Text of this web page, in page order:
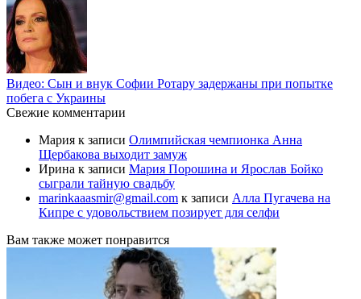
Видео: Сын и внук Софии Ротару задержаны при попытке
побега с Украины
Свежие комментарии
Мария к записи Олимпийская чемпионка Анна
Щербакова выходит замуж
Ирина к записи Мария Порошина и Ярослав Бойко
сыграли тайную свадьбу
marinkaaasmir@gmail.com к записи Алла Пугачева на
Кипре с удовольствием позирует для селфи
Вам также может понравится